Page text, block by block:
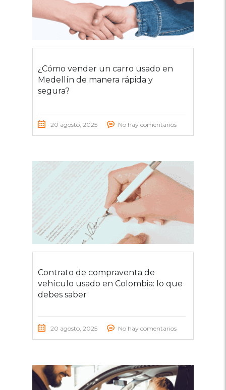
¿Cómo vender un carro usado en
Medellín de manera rápida y
segura?
20 agosto, 2025 No hay comentarios
Contrato de compraventa de
vehículo usado en Colombia: lo que
debes saber
20 agosto, 2025 No hay comentarios